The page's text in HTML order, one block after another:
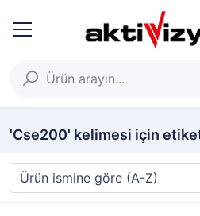
'Cse200' kelimesi için